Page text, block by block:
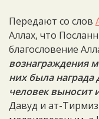
Передают со слов
Аллах, что
благословение
вознаграждения
них была награда
человек выносит
Давуд и ат-